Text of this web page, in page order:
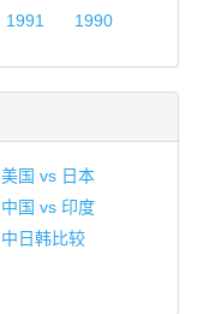
1991 1990
美国 vs 日本
中国 vs 印度
中日韩比较